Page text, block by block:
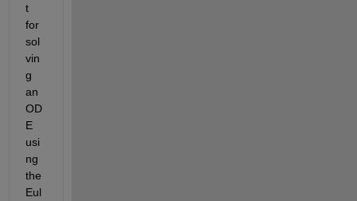
t
for
sol
vin
g
an
OD
E
usi
ng
the
Eul